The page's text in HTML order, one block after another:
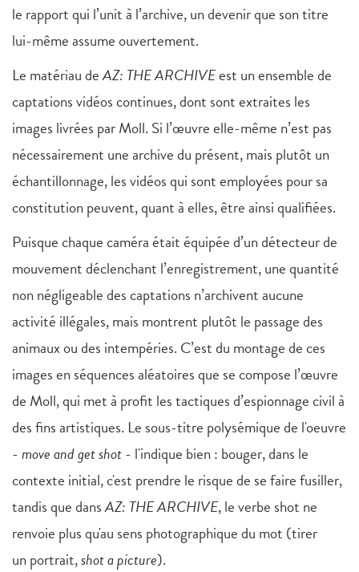
le rapport qui l’unit à l’archive, un devenir que son titre
lui-même assume ouvertement.
Le matériau deAZ: THE ARCHIVEest un ensemble de
captations vidéos continues, dont sont extraites les
images livrées par Moll. Si l’œuvre elle-même n’est pas
nécessairement une archive du présent, mais plutôt un
échantillonnage, les vidéos qui sont employées pour sa
constitution peuvent, quant à elles, être ainsi qualifiées.
Puisque chaque caméra était équipée d’un détecteur de
mouvement déclenchant l’enregistrement, une quantité
non négligeable des captations n’archivent aucune
activité illégales, mais montrent plutôt le passage des
animaux ou des intempéries. C’est du montage de ces
images en séquences aléatoires que se compose l’œuvre
de Moll, qui met à profit les tactiques d’espionnage civil à
des fins artistiques. Le sous-titre polysémique de l'oeuvre
-move and get shot- l'indique bien : bouger, dans le
contexte initial, c'est prendre le risque de se faire fusiller,
tandis que dansAZ: THE ARCHIVE, le verbe shot ne
renvoie plus qu'au sens photographique du mot (tirer
un portrait,shot a picture).